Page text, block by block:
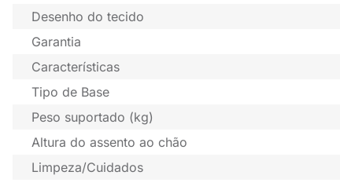
Desenho do tecido
Garantia
Características
Tipo de Base
Peso suportado (kg)
Altura do assento ao chão
Limpeza/Cuidados